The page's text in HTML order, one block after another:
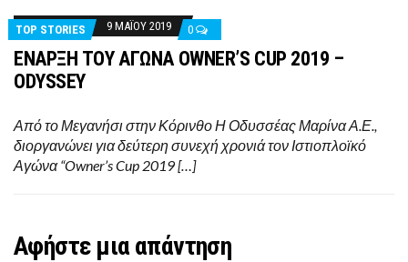
TOP STORIES 9 ΜΑΪ́ΟΥ 2019 0
ΕΝΑΡΞΗ ΤΟΥ ΑΓΩΝΑ OWNER’S CUP 2019 –
ODYSSEY
Από το Μεγανήσι στην Κόρινθο Η Οδυσσέας Μαρίνα Α.Ε.,
διοργανώνει για δεύτερη συνεχή χρονιά τον Ιστιοπλοϊκό
Αγώνα “Owner’s Cup 2019 […]
Αφήστε μια απάντηση